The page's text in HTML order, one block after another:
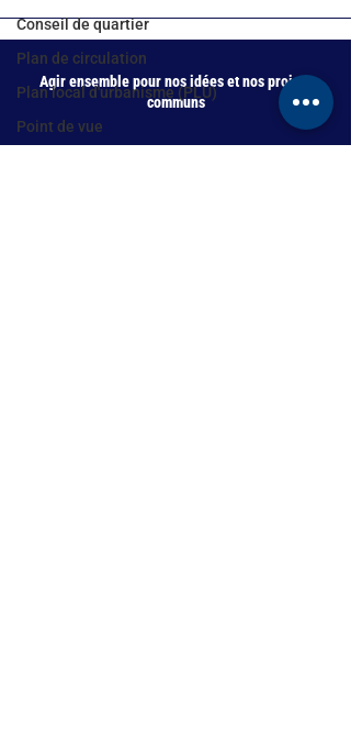
Conseil de quartier
Plan de circulation
Plan local d'urbanisme (PLU)
Point de vue
Agir ensemble pour nos idées et nos projets
communs